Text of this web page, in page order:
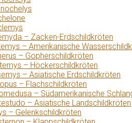
– Zacken-Erdschildkröten
– Amerikanische
– Gopherschildkröten
– Höckerschildkröten
– Asiatische Erdschildkröten
– Flachschildkröten
– Südamerikanische
– Asiatische Landschildkröten
– Gelenkschildkröten